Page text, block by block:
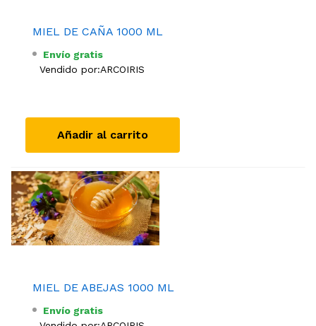
MIEL DE CAÑA 1000 ML
Envío gratis
Vendido por:ARCOIRIS
Añadir al carrito
MIEL DE ABEJAS 1000 ML
Envío gratis